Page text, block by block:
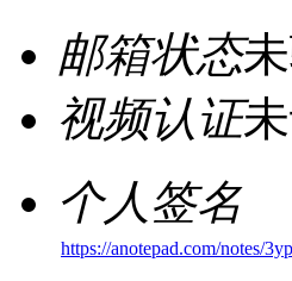
邮箱状态
视频认证
个人签名
https://anotepad.com/notes/